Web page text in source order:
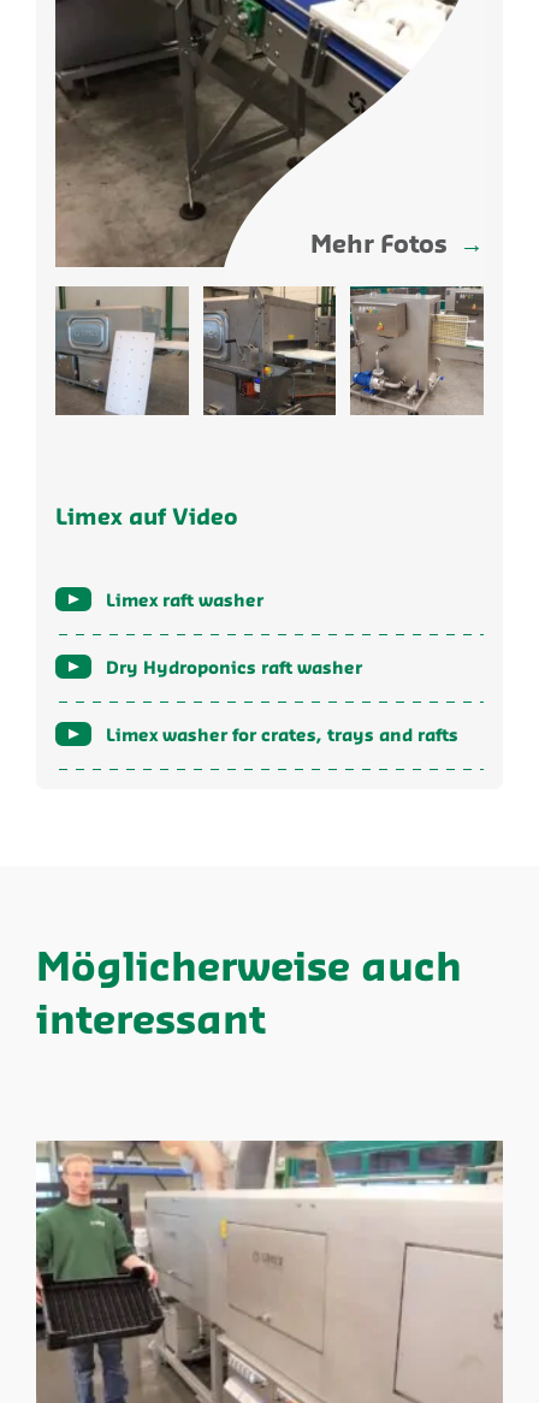
Mehr Fotos
Limex auf Video
Limex raft washer
Dry Hydroponics raft washer
Limex washer for crates, trays and rafts
Möglicherweise auch
interessant